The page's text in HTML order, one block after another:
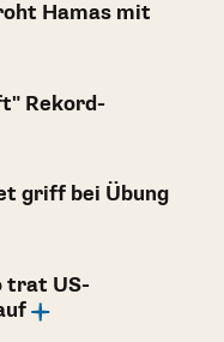
Hamas mit
Rekord-
griff bei Übung
trat US-